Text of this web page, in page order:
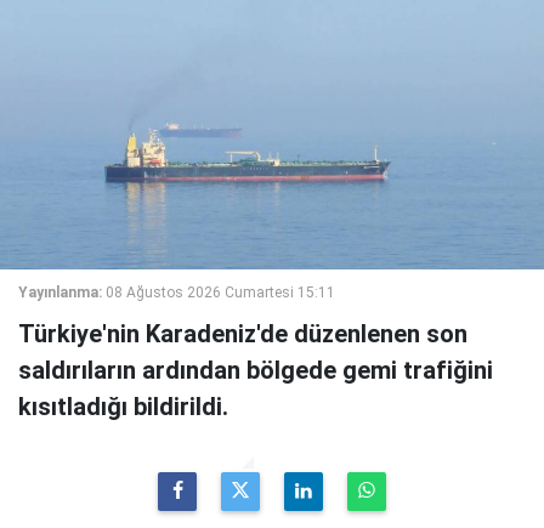
Yayınlanma: 08 Ağustos 2026 Cumartesi 15:11
Türkiye'nin Karadeniz'de düzenlenen son
saldırıların ardından bölgede gemi trafiğini
kısıtladığı bildirildi.